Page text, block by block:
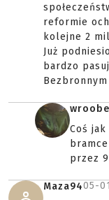
reformie
kolejne 2
Już
bardzo
Coś
przez
Maza9405-